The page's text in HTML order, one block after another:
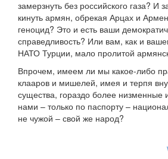
замерзнуть без российского газа? И
кинуть армян, обрекая Арцах и
геноцид? Это и есть ваши
справедливость? Или вам, как и
НАТО Турции, мало пролитой
Впрочем, имеем ли мы какое-либо
клааров и мишелей, имея и терпя
существа, гораздо более низменные
нами – только по паспорту –
не чужой – свой же народ?